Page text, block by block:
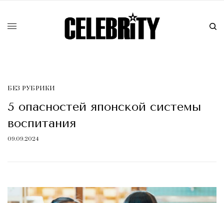
БЕЗ РУБРИКИ
5 опасностей японской системы
воспитания
09.09.2024